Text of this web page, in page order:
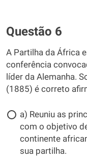
Questão 6
A Partilha da África
conferência
líder da Alemanha.
(1885) é correto
a) Reuniu as
com o objetivo
continente
sua partilha.